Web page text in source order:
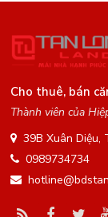
Cho thuê, bán
Thành viên của
39B Xuân Diệu,
0989734734